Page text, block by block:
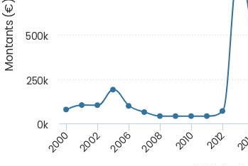
Montants (€)
2000 2002 2006 2008 2010 2012
0k
250k
500k